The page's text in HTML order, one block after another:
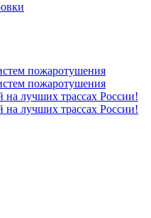
пожаротушения
пожаротушения
лучших трассах России!
лучших трассах России!